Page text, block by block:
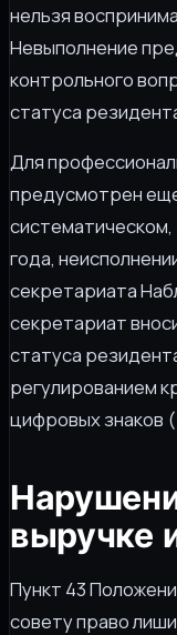
нельзя
Невыполнение
контрольного
статуса
Для
предусмотрен
систематическом,
года,
секретариата
секретариат
статуса
регулированием
цифровых знаков
выручке
Пункт 43
совету право